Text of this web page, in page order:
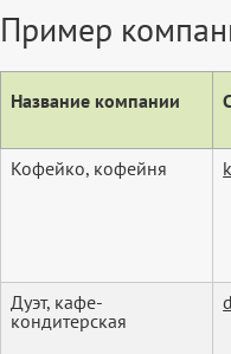
Пример
Название компании
Кофейко, кофейня
Дуэт, кафе-
кондитерская